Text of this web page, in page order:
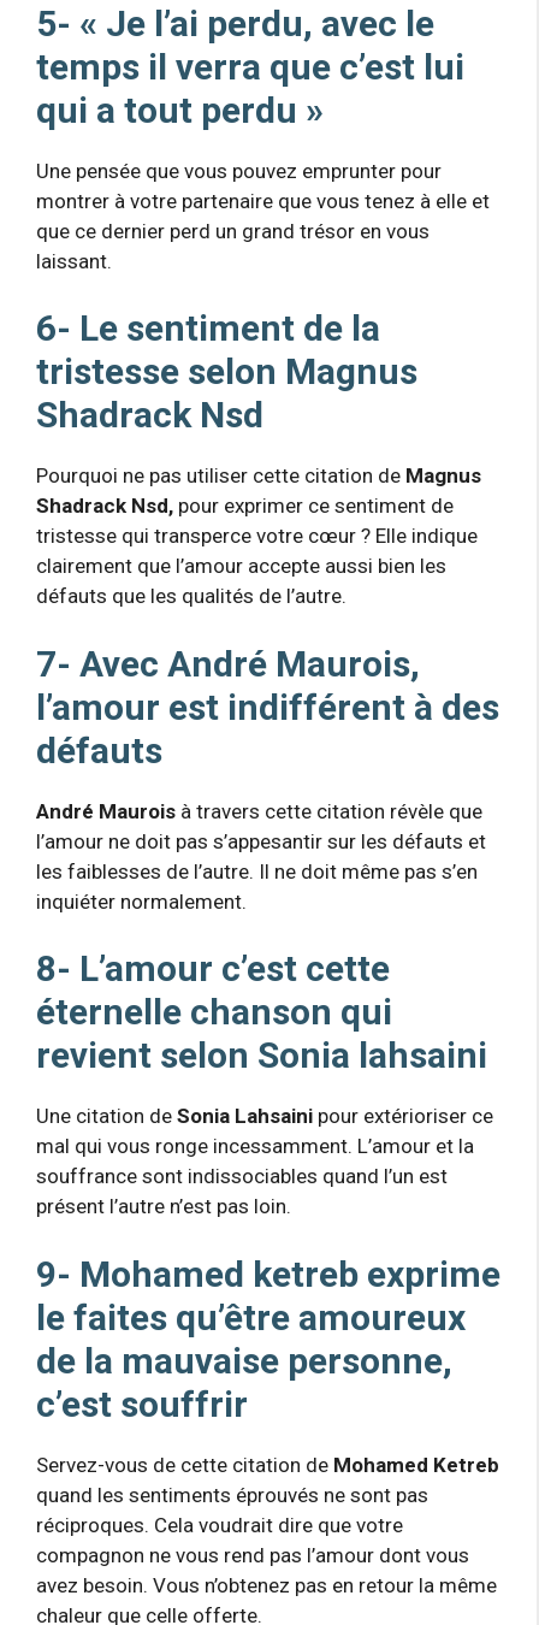
5- « Je l’ai perdu, avec le
temps il verra que c’est lui
qui a tout perdu »
Une pensée que vous pouvez emprunter pour
montrer à votre partenaire que vous tenez à elle et
que ce dernier perd un grand trésor en vous
laissant.
6- Le sentiment de la
tristesse selon Magnus
Shadrack Nsd
Pourquoi ne pas utiliser cette citation de Magnus
Shadrack Nsd, pour exprimer ce sentiment de
tristesse qui transperce votre cœur ? Elle indique
clairement que l’amour accepte aussi bien les
défauts que les qualités de l’autre.
7- Avec André Maurois,
l’amour est indifférent à des
défauts
André Maurois à travers cette citation révèle que
l’amour ne doit pas s’appesantir sur les défauts et
les faiblesses de l’autre. Il ne doit même pas s’en
inquiéter normalement.
8- L’amour c’est cette
éternelle chanson qui
revient selon Sonia lahsaini
Une citation de Sonia Lahsaini pour extérioriser ce
mal qui vous ronge incessamment. L’amour et la
souffrance sont indissociables quand l’un est
présent l’autre n’est pas loin.
9- Mohamed ketreb exprime
le faites qu’être amoureux
de la mauvaise personne,
c’est souffrir
Servez-vous de cette citation de Mohamed Ketreb
quand les sentiments éprouvés ne sont pas
réciproques. Cela voudrait dire que votre
compagnon ne vous rend pas l’amour dont vous
avez besoin. Vous n’obtenez pas en retour la même
chaleur que celle offerte.